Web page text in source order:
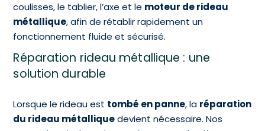
coulisses, le tablier, l’axe et le moteur de rideau
métallique, afin de rétablir rapidement un
fonctionnement fluide et sécurisé.
Réparation rideau métallique : une
solution durable
Lorsque le rideau est tombé en panne, la réparation
du rideau métalliquedevient nécessaire. Nos